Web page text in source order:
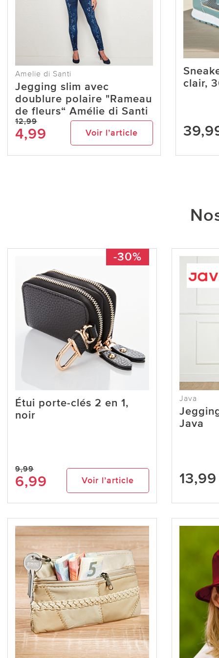
Amelie di Santi
Jegging slim avec
doublure polaire "Rameau
de fleurs“ Amélie di Santi
12,99
4,99 Voir l’article
clair,
-30%
Étui porte-clés 2 en 1,
noir
9,99
6,99 Voir l’article
Java
Java
13,99